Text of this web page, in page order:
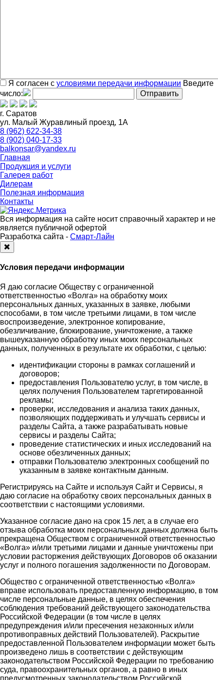
Я согласен с условиями передачи информации Введите
число:
г. Саратов
ул. Малый Журавлиный проезд, 1А
8 (962) 622-34-38
8 (902) 040-17-33
balkonsar@yandex.ru
Главная
Продукция и услуги
Галерея работ
Дилерам
Полезная информация
Контакты
Вся информация на сайте носит справочный характер и не
является публичной офертой
Разработка сайта - Смарт-Лайн
Условия передачи информации
Я даю согласие Обществу с ограниченной
ответственностью «Волга» на обработку моих
персональных данных, указанных в заявке, любыми
способами, в том числе третьими лицами, в том числе
воспроизведение, электронное копирование,
обезличивание, блокирование, уничтожение, а также
вышеуказанную обработку иных моих персональных
данных, полученных в результате их обработки, с целью:
идентификации стороны в рамках соглашений и
договоров;
предоставления Пользователю услуг, в том числе, в
целях получения Пользователем таргетированной
рекламы;
проверки, исследования и анализа таких данных,
позволяющих поддерживать и улучшать сервисы и
разделы Сайта, а также разрабатывать новые
сервисы и разделы Сайта;
проведение статистических и иных исследований на
основе обезличенных данных;
отправки Пользователю электронных сообщений по
указанным в заявке контактным данным.
Регистрируясь на Сайте и используя Сайт и Сервисы, я
даю согласие на обработку своих персональных данных в
соответствии с настоящими условиями.
Указанное согласие дано на срок 15 лет, а в случае его
отзыва обработка моих персональных данных должна быть
прекращена Обществом с ограниченной ответственностью
«Волга» и/или третьими лицами и данные уничтожены при
условии расторжения действующих Договоров об оказании
услуг и полного погашения задолженности по Договорам.
Общество с ограниченной ответственностью «Волга»
вправе использовать предоставленную информацию, в том
числе персональные данные, в целях обеспечения
соблюдения требований действующего законодательства
Российской Федерации (в том числе в целях
предупреждения и/или пресечения незаконных и/или
противоправных действий Пользователей). Раскрытие
предоставленной Пользователем информации может быть
произведено лишь в соответствии с действующим
законодательством Российской Федерации по требованию
суда, правоохранительных органов, а равно в иных
предусмотренных законодательством Российской